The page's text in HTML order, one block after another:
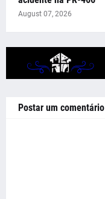
August 07, 2026
Postar um comentário